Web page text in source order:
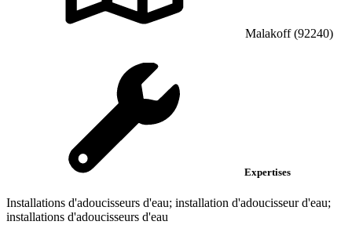
Malakoff (92240)
Expertises
Installations d'adoucisseurs d'eau; installation d'adoucisseur d'eau;
installations d'adoucisseurs d'eau